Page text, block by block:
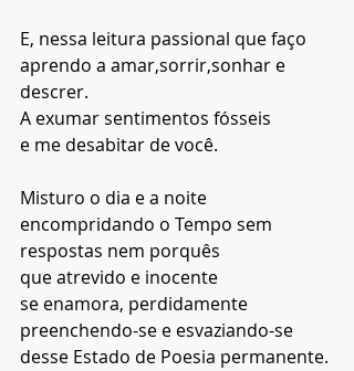
E, nessa leitura passional que faço
aprendo a amar,sorrir,sonhar e
descrer.
A exumar sentimentos fósseis
e me desabitar de você.
Misturo o dia e a noite
encompridando o Tempo sem
respostas nem porquês
que atrevido e inocente
se enamora, perdidamente
preenchendo-se e esvaziando-se
desse Estado de Poesia permanente.